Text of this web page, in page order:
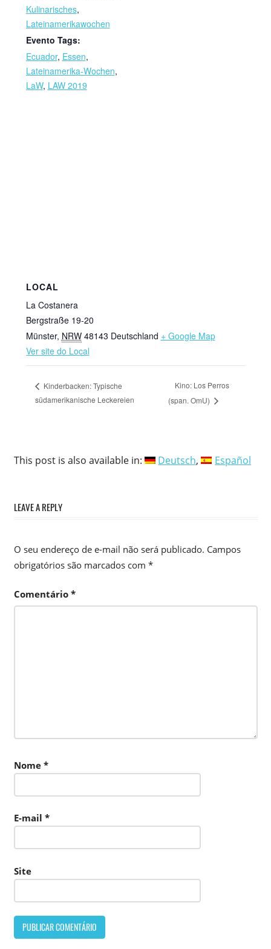
Kulinarisches,
Lateinamerikawochen
Evento Tags:
Ecuador, Essen,
Lateinamerika-Wochen,
LaW, LAW 2019
LOCAL
La Costanera
Bergstraße 19-20
Münster, NRW 48143 Deutschland + Google Map
Ver site do Local
Kinderbacken: Typische
südamerikanische Leckereien
Kino: Los Perros
(span. OmU)
This post is also available in: Deutsch Español
LEAVE A REPLY
O seu endereço de e-mail não será publicado. Campos
obrigatórios são marcados com *
Comentário *
Nome *
E-mail *
Site